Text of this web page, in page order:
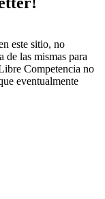
este sitio, no
las mismas para
Competencia no
eventualmente